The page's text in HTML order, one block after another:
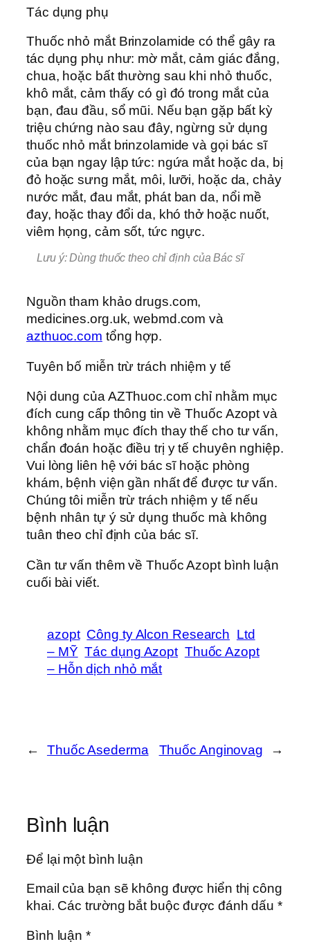
Tác dụng phụ
Thuốc nhỏ mắt Brinzolamide có thể gây ra
tác dụng phụ như: mờ mắt, cảm giác đắng,
chua, hoặc bất thường sau khi nhỏ thuốc,
khô mắt, cảm thấy có gì đó trong mắt của
bạn, đau đầu, sổ mũi. Nếu bạn gặp bất kỳ
triệu chứng nào sau đây, ngừng sử dụng
thuốc nhỏ mắt brinzolamide và gọi bác sĩ
của bạn ngay lập tức: ngứa mắt hoặc da, bị
đỏ hoặc sưng mắt, môi, lưỡi, hoặc da, chảy
nước mắt, đau mắt, phát ban da, nổi mề
đay, hoặc thay đổi da, khó thở hoặc nuốt,
viêm họng, cảm sốt, tức ngực.
Lưu ý: Dùng thuốc theo chỉ định của Bác sĩ
Nguồn tham khảo drugs.com,
medicines.org.uk, webmd.com và
azthuoc.com tổng hợp.
Tuyên bố miễn trừ trách nhiệm y tế
Nội dung của AZThuoc.com chỉ nhằm mục
đích cung cấp thông tin về Thuốc Azopt và
không nhằm mục đích thay thế cho tư vấn,
chẩn đoán hoặc điều trị y tế chuyên nghiệp.
Vui lòng liên hệ với bác sĩ hoặc phòng
khám, bệnh viện gần nhất để được tư vấn.
Chúng tôi miễn trừ trách nhiệm y tế nếu
bệnh nhân tự ý sử dụng thuốc mà không
tuân theo chỉ định của bác sĩ.
Cần tư vấn thêm về Thuốc Azopt bình luận
cuối bài viết.
azopt Công ty Alcon Research Ltd
– MỸ Tác dụng Azopt Thuốc Azopt
– Hỗn dịch nhỏ mắt
← Thuốc Asederma Thuốc Anginovag →
Bình luận
Để lại một bình luận
Email của bạn sẽ không được hiển thị công
khai. Các trường bắt buộc được đánh dấu*
Bình luận*